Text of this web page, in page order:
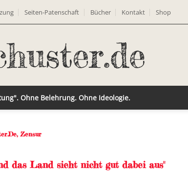
Seiten-Patenschaft Bücher Kontakt Shop
Ohne Belehrung. Ohne Ideologie.
, Zensur
das Land sieht nicht gut dabei aus"